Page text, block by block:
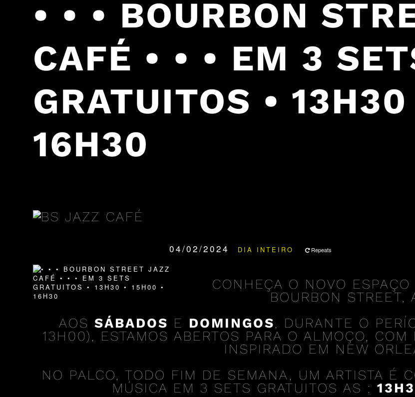
• • • BOURBON
CAFÉ • • • EM 3
GRATUITOS •
16H30
04/02/2024 DIA INTEIRO Repeats
CONHEÇA O NOVO
BOURBON STREET,
AOS SÁBADOS E DOMINGOS, DURANTE O
13H00), ESTAMOS ABERTOS PARA O ALMOÇO,
INSPIRADO EM NEW
NO PALCO, TODO FIM DE SEMANA, UM ARTISTA É
MÚSICA EM 3 SETS GRATUITOS AS :